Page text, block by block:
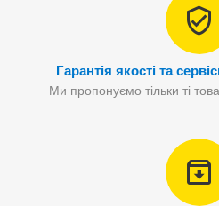
Гарантія якості та
Ми пропонуємо тільки ті